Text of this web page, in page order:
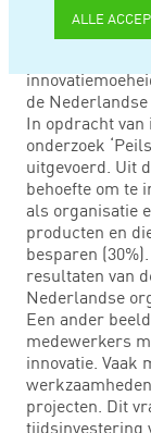
ALLE
innoveren van
hun
de
In opdracht van
onderzoek
uitgevoerd. Uit
behoefte om te
als organisatie
producten en
besparen
resultaten van
Nederlandse
Een ander
medewerkers
innovatie. Vaak
projecten. Dit
tijdsinvestering